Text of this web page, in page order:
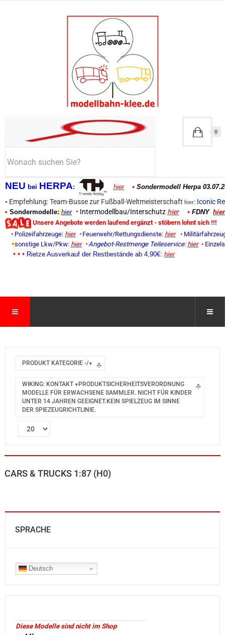
NEU bei HERPA: hier • Sondermodell Herpa
• Empfehlung: Team-Busse zur Fußball-Weltmeisterschaft hier: Iconic
• Sondermodelle: hier • Intermodellbau/Interschutz hier • FDNY hier
Unsere Angebote werden laufend ergänzt - stöbern lohnt sich !!!
• Polizeifahrzeuge: hier • Feuerwehr/Rettungsdienste: hier •
• sonstige Lkw/Pkw: hier • Angebot-Restmenge Teileservice: hier •
• • • Rietze Ausverkauf der Restbestände ab 4,90€: hier
0
PRODUKT KATEGORIE -/+
WIKING: KONTAKT +PRODUKTSICHERHEITSVERORDNUNG
MODELLE FÜR ERWACHSENE SAMMLER. NICHT FÜR KINDER
UNTER 14 JAHREN GEEIGNET.KEIN SPIELZEUG IM SINNE
DER SPIEZEUGRICHTLINIE.
CARS & TRUCKS 1:87 (H0)
SPRACHE
Deutsch
Diese Modelle sind nicht im Shop